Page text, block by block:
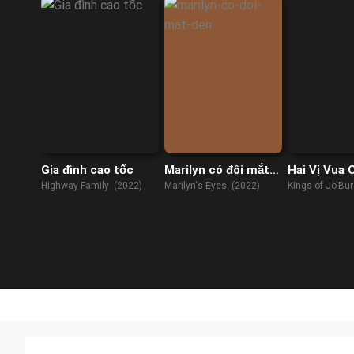
Gia đình cao tốc
Highway Family (2022)
Marilyn có đôi mắt
đen
Marilyn's Eyes (2022)
Hai Vị Vua
Jo’Burg
Kings of